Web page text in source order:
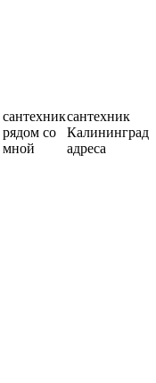
сантехник
рядом со
мной
сантехник
Калининград
адреса